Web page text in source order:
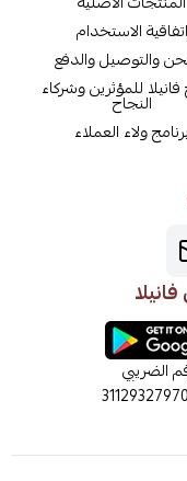
اتفاقية الاستخدام
والتوصيل والدفع
فانيلا للمؤثرين وشركاء
النجاح
برنامج ولاء العملاء
الضريبي